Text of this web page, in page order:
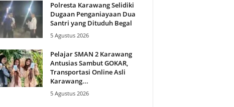
Polresta Karawang Selidiki
Dugaan Penganiayaan Dua
Santri yang Dituduh Begal
5 Agustus 2026
Pelajar SMAN 2 Karawang
Antusias Sambut GOKAR,
Transportasi Online Asli
Karawang...
5 Agustus 2026